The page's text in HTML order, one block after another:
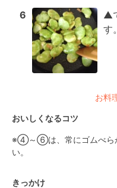
6
▲
す。
お料
おいしくなるコツ
※④～⑥は、常にゴムべら
い。
きっかけ